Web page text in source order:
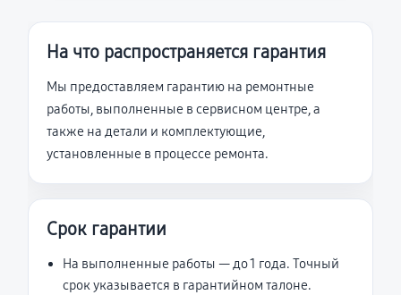
На что распространяется гарантия
Мы предоставляем гарантию на ремонтные
работы, выполненные в сервисном центре, а
также на детали и комплектующие,
установленные в процессе ремонта.
Срок гарантии
На выполненные работы — до 1 года. Точный
срок указывается в гарантийном талоне.